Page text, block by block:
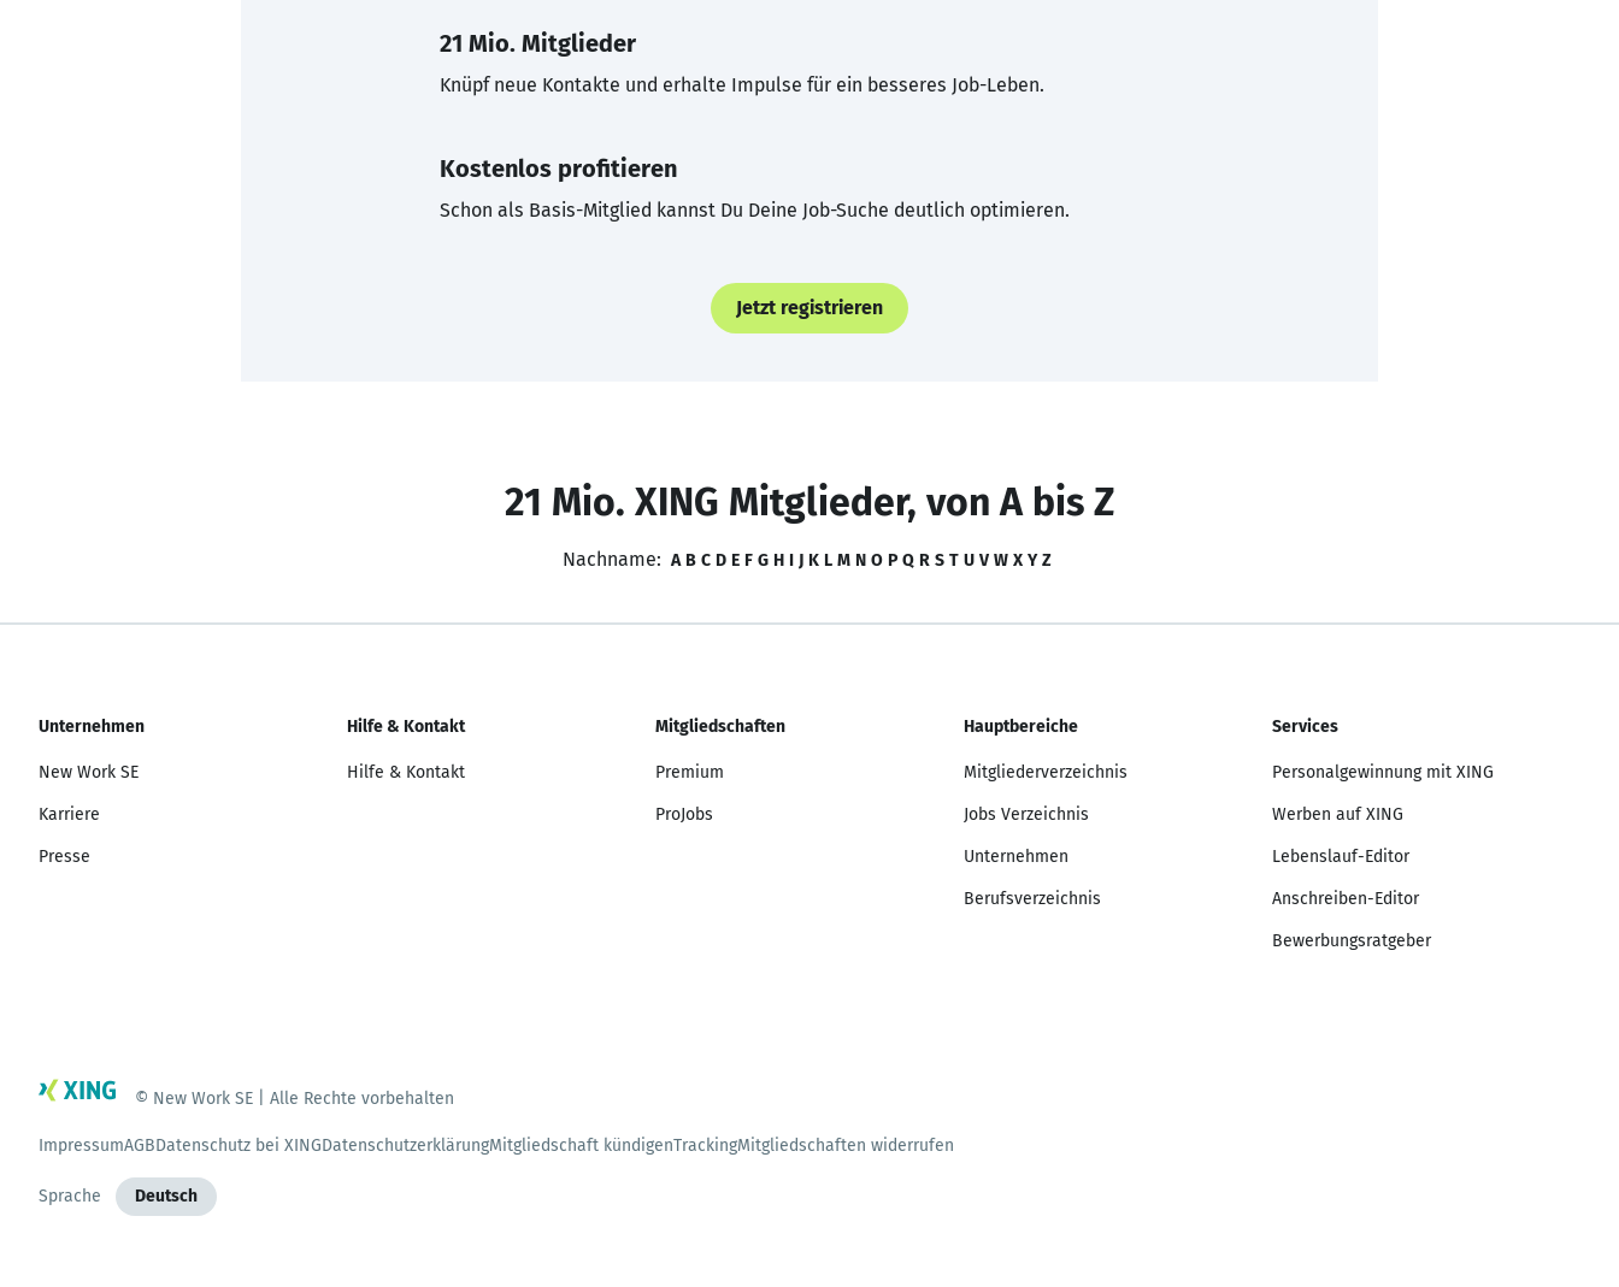
21 Mio. Mitglieder
Knüpf neue Kontakte und erhalte Impulse für ein besseres Job-Leben.
Kostenlos profitieren
Schon als Basis-Mitglied kannst Du Deine Job-Suche deutlich optimieren.
Jetzt registrieren
21 Mio. XING Mitglieder, von A bis Z
Nachname: A B C D E F G H I J K L M N O P Q R S T U V W X Y Z
Unternehmen
New Work SE
Karriere
Presse
Hilfe & Kontakt
Hilfe & Kontakt
Mitgliedschaften
Premium
ProJobs
Hauptbereiche
Mitgliederverzeichnis
Jobs Verzeichnis
Unternehmen
Berufsverzeichnis
Services
Personalgewinnung mit XING
Werben auf XING
Lebenslauf-Editor
Anschreiben-Editor
Bewerbungsratgeber
© New Work SE | Alle Rechte vorbehalten
ImpressumAGBDatenschutz bei XINGDatenschutzerklärungMitgliedschaft kündigenTrackingMitgliedschaften widerrufen
Sprache Deutsch